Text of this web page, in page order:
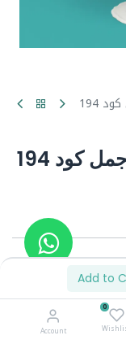
0
Account
194
كود 194